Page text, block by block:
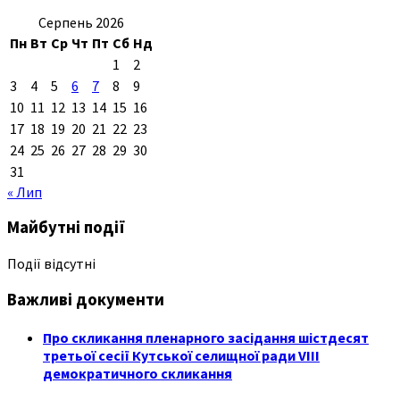
Серпень 2026
Пн Вт Ср Чт Пт Сб Нд
1
2
3
4 5 6 7 8
9
10 11 12 13 14 15 16
17 18 19 20 21 22 23
24 25 26 27 28 29 30
31
« Лип
Майбутні події
Події відсутні
Важливі документи
Про скликання пленарного засідання шістдесят
третьої сесії Кутської селищної ради VIII
демократичного скликання